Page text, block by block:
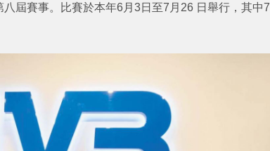
屆賽事。比賽於本年6月3日至7月26 日舉行，其中7